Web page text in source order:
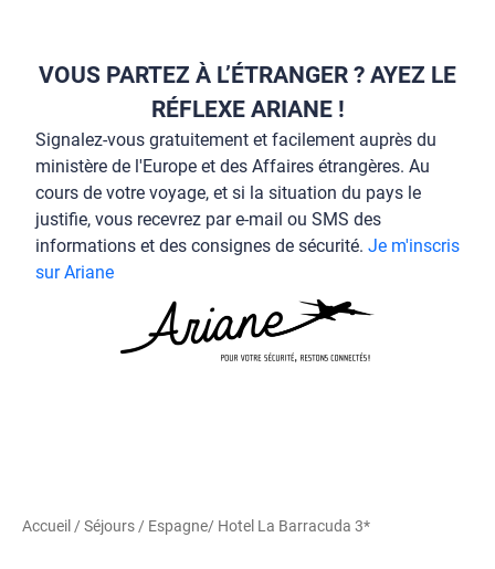
VOUS PARTEZ À L’ÉTRANGER ? AYEZ LE
RÉFLEXE ARIANE !
Signalez-vous gratuitement et facilement auprès du
ministère de l'Europe et des Affaires étrangères. Au
cours de votre voyage, et si la situation du pays le
justifie, vous recevrez par e-mail ou SMS des
informations et des consignes de sécurité. Je m'inscris
sur Ariane
Accueil /Séjours / Espagne/ Hotel La Barracuda 3*